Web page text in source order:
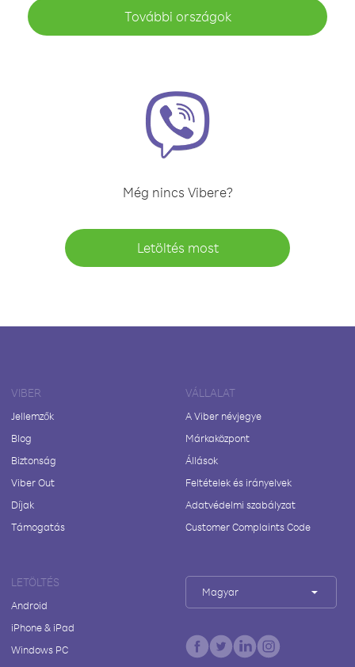
További országok
Még nincs Vibere?
Letöltés most
VIBER
Jellemzők
Blog
Biztonság
Viber Out
Díjak
Támogatás
VÁLLALAT
A Viber névjegye
Márkaközpont
Állások
Feltételek és irányelvek
Adatvédelmi szabályzat
Customer Complaints Code
LETÖLTÉS
Android
iPhone & iPad
Windows PC
Magyar